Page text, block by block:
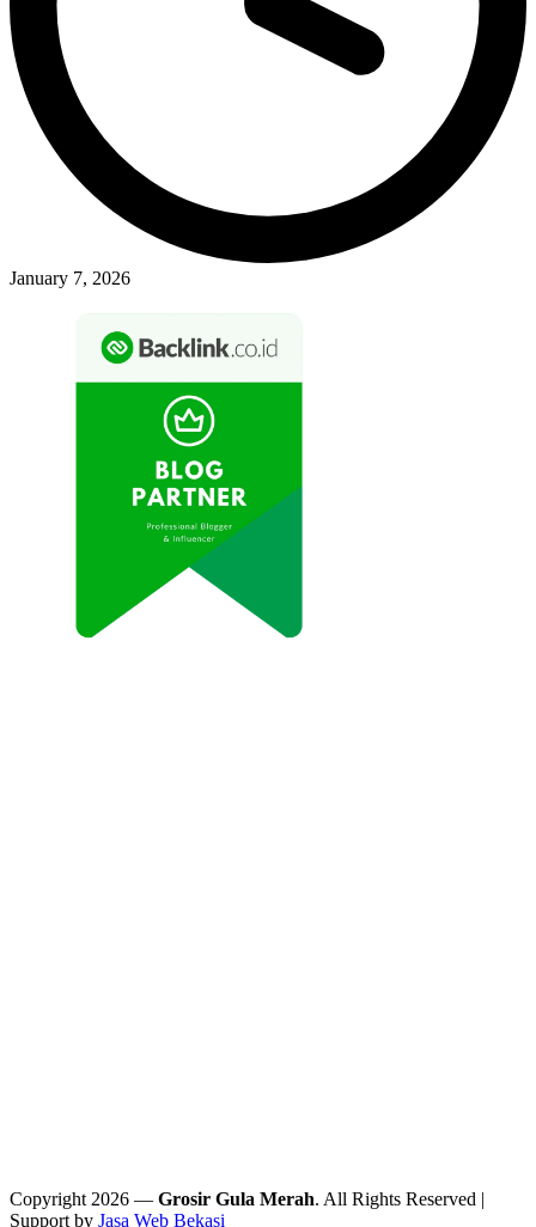
January 7, 2026
Copyright 2026 — Grosir Gula Merah. All Rights Reserved |
Support by Jasa Web Bekasi